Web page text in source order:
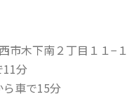
市木下南２丁目１１−
11分
車で15分